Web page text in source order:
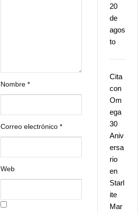
Nombre*
Correo electrónico*
Web
20
de
agos
to
Cita
con
Om
ega
30
Aniv
ersa
rio
en
Starl
ite
Mar